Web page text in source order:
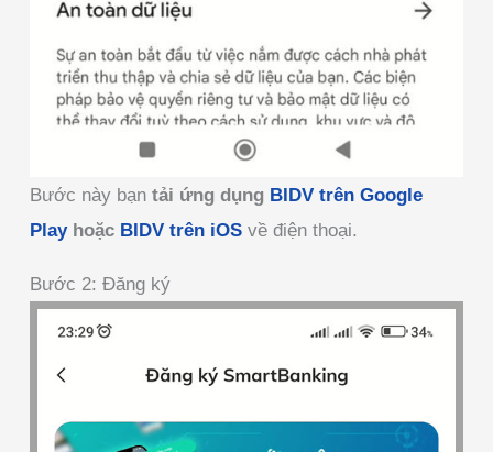
Bước này bạn tải ứng dụng BIDV trên Google
Playhoặc BIDV trên iOSvề điện thoại.
Bước 2: Đăng ký